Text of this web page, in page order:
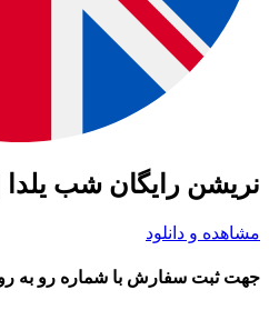
نریشن رایگان شب یلدا |
مشاهده و دانلود
جهت ثبت سفارش با شماره رو به رو